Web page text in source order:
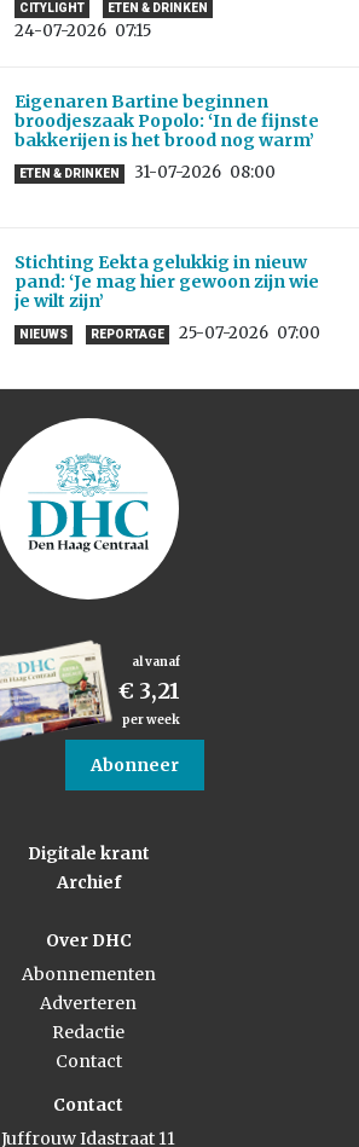
CITYLIGHT ETEN & DRINKEN
24-07-2026 07:15
Eigenaren Bartine beginnen
broodjeszaak Popolo: ‘In de fijnste
bakkerijen is het brood nog warm’
ETEN & DRINKEN 31-07-2026 08:00
Stichting Eekta gelukkig in nieuw
pand: ‘Je mag hier gewoon zijn wie
je wilt zijn’
NIEUWS REPORTAGE 25-07-2026 07:00
al vanaf
€ 3,21
per week
Abonneer
Digitale krant
Archief
Over DHC
Abonnementen
Adverteren
Redactie
Contact
Contact
Juffrouw Idastraat 11